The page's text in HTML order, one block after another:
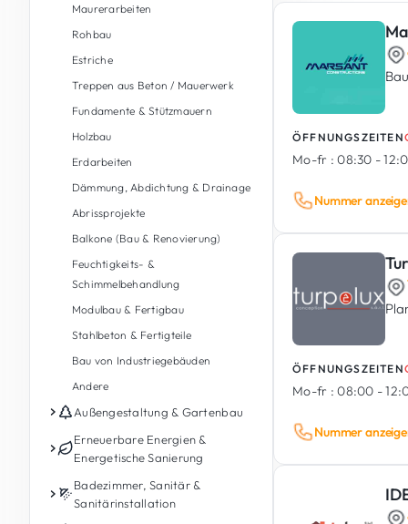
Maurerarbeiten
Rohbau
Estriche
Treppen aus Beton / Mauerwerk
Fundamente & Stützmauern
Holzbau
Erdarbeiten
Dämmung, Abdichtung & Drainage
Abrissprojekte
Balkone (Bau & Renovierung)
Feuchtigkeits- &
Schimmelbehandlung
Modulbau & Fertigbau
Stahlbeton & Fertigteile
Bau von Industriegebäuden
Andere
Außengestaltung & Gartenbau
Gartenpflege
Gartengestaltung &
Landschaftsbau
Außengestaltung
Erneuerbare Energien &
Energetische Sanierung
Photovoltaik
Energiespeicherbatterie
Badezimmer, Sanitär &
Sanitärinstallation
ÖFFNUNGSZEITEN
Mo-fr : 08:30 -
Nummer
ÖFFNUNGSZEITEN
Mo-fr : 08:00 -
Nummer